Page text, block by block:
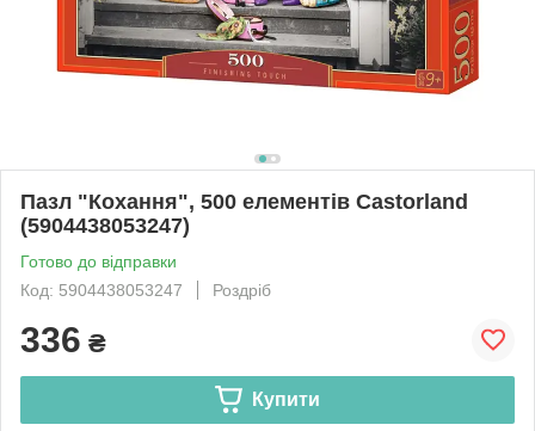
Пазл "Кохання", 500 елементів Castorland
(5904438053247)
Готово до відправки
Код: 5904438053247
Роздріб
336 ₴
Купити